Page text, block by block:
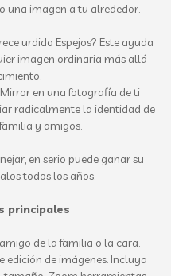
una imagen a tu alrededor.
urdido Espejos? Este ayuda
imagen ordinaria más allá
en una fotografía de ti
radicalmente la identidad de
y amigos.
en serio puede ganar su
todos los años.
principales
de la familia o la cara.
edición de imágenes. Incluya